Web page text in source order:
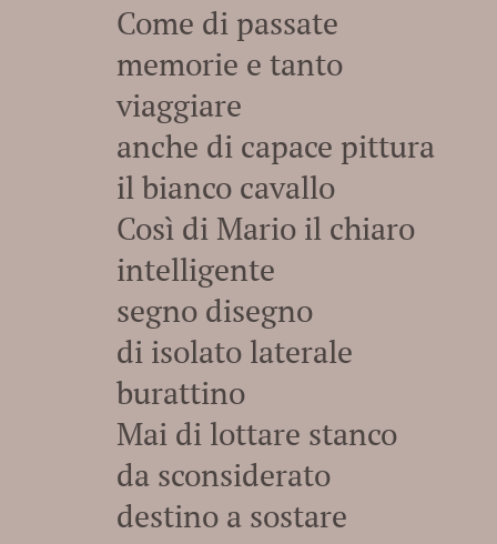
Come di passate
memorie e tanto
viaggiare
anche di capace pittura
il bianco cavallo
Così di Mario il chiaro
intelligente
segno disegno
di isolato laterale
burattino
Mai di lottare stanco
da sconsiderato
destino a sostare